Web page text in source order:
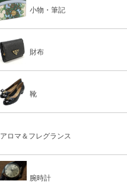
小物・筆記
財布
靴
アロマ＆フレグランス
腕時計